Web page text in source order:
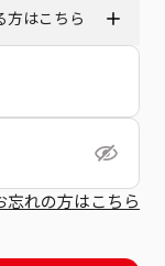
方はこちら
忘れの方はこちら